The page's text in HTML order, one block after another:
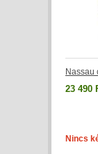
Nassau
23 490
Nincs